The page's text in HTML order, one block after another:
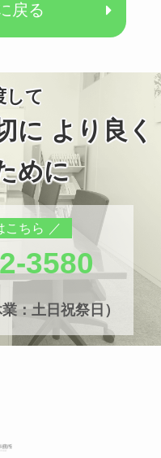
戻る
して
に より良く
めに
こちら
3580
：土日祝祭日）